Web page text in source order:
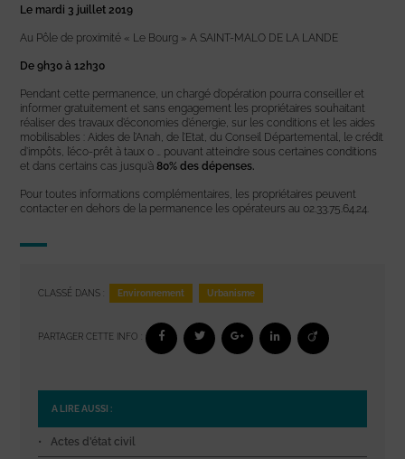
Le mardi 3 juillet 2019
Au Pôle de proximité « Le Bourg » A SAINT-MALO DE LA LANDE
De 9h30 à 12h30
Pendant cette permanence, un chargé d’opération pourra conseiller et
informer gratuitement et sans engagement les propriétaires souhaitant
réaliser des travaux d’économies d’énergie, sur les conditions et les aides
mobilisables : Aides de l’Anah, de l’Etat, du Conseil Départemental, le crédit
d’impôts, l’éco-prêt à taux 0 … pouvant atteindre sous certaines conditions
et dans certains cas jusqu’à80% des dépenses.
Pour toutes informations complémentaires, les propriétaires peuvent
contacter en dehors de la permanence les opérateurs au 02.33.75.64.24.
CLASSÉ DANS : Environnement Urbanisme
PARTAGER CETTE INFO :
A LIRE AUSSI :
Actes d’état civil